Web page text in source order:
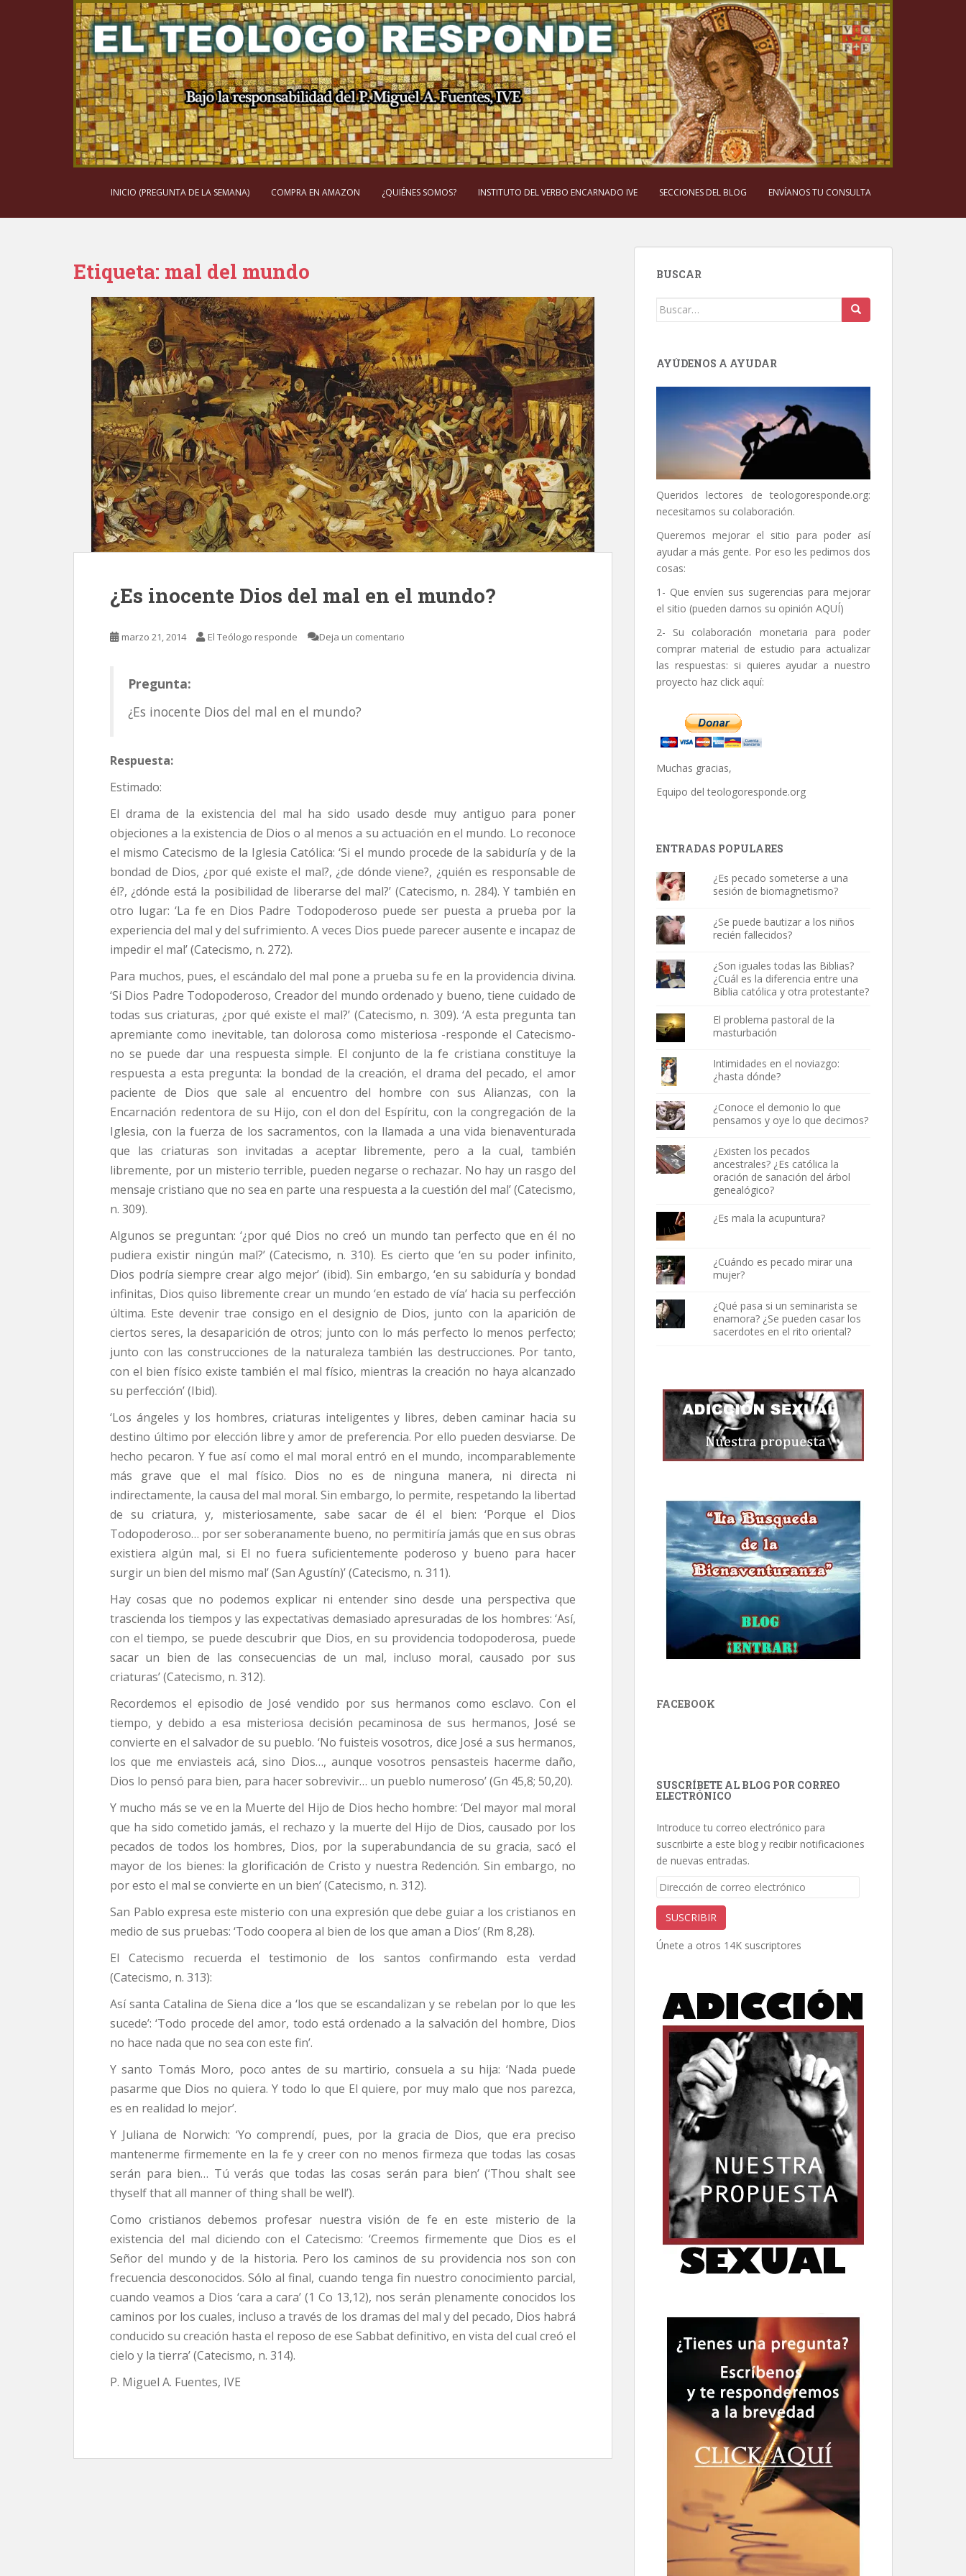
t
INICIO (PREGUNTA DE LA SEMANA) COMPRA EN AMAZON ¿QUIÉNES SOMOS? INSTITUTO DEL VERBO ENCARNADO IVE SECCIONES DEL BLOG ENVÍANOS TU CONSULTA
Etiqueta: mal del mundo
¿Es inocente Dios del mal en el mundo?
marzo 21, 2014 El Teólogo responde Deja un comentario
Pregunta:
¿Es inocente Dios del mal en el mundo?
Respuesta:
Estimado:
El drama de la existencia del mal ha sido usado desde muy antiguo para poner
objeciones a la existencia de Dios o al menos a su actuación en el mundo. Lo reconoce
el mismo Catecismo de la Iglesia Católica: ‘Si el mundo procede de la sabiduría y de la
bondad de Dios, ¿por qué existe el mal?, ¿de dónde viene?, ¿quién es responsable de
él?, ¿dónde está la posibilidad de liberarse del mal?’ (Catecismo, n. 284). Y también en
otro lugar: ‘La fe en Dios Padre Todopoderoso puede ser puesta a prueba por la
experiencia del mal y del sufrimiento. A veces Dios puede parecer ausente e incapaz de
impedir el mal’ (Catecismo, n. 272).
Para muchos, pues, el escándalo del mal pone a prueba su fe en la providencia divina.
‘Si Dios Padre Todopoderoso, Creador del mundo ordenado y bueno, tiene cuidado de
todas sus criaturas, ¿por qué existe el mal?’ (Catecismo, n. 309). ‘A esta pregunta tan
apremiante como inevitable, tan dolorosa como misteriosa -responde el Catecismo-
no se puede dar una respuesta simple. El conjunto de la fe cristiana constituye la
respuesta a esta pregunta: la bondad de la creación, el drama del pecado, el amor
paciente de Dios que sale al encuentro del hombre con sus Alianzas, con la
Encarnación redentora de su Hijo, con el don del Espíritu, con la congregación de la
Iglesia, con la fuerza de los sacramentos, con la llamada a una vida bienaventurada
que las criaturas son invitadas a aceptar libremente, pero a la cual, también
libremente, por un misterio terrible, pueden negarse o rechazar. No hay un rasgo del
mensaje cristiano que no sea en parte una respuesta a la cuestión del mal’ (Catecismo,
n. 309).
Algunos se preguntan: ‘¿por qué Dios no creó un mundo tan perfecto que en él no
pudiera existir ningún mal?’ (Catecismo, n. 310). Es cierto que ‘en su poder infinito,
Dios podría siempre crear algo mejor’ (ibid). Sin embargo, ‘en su sabiduría y bondad
infinitas, Dios quiso libremente crear un mundo ‘en estado de vía’ hacia su perfección
última. Este devenir trae consigo en el designio de Dios, junto con la aparición de
ciertos seres, la desaparición de otros; junto con lo más perfecto lo menos perfecto;
junto con las construcciones de la naturaleza también las destrucciones. Por tanto,
con el bien físico existe también el mal físico, mientras la creación no haya alcanzado
su perfección’ (Ibid).
‘Los ángeles y los hombres, criaturas inteligentes y libres, deben caminar hacia su
destino último por elección libre y amor de preferencia. Por ello pueden desviarse. De
hecho pecaron. Y fue así como el mal moral entró en el mundo, incomparablemente
más grave que el mal físico. Dios no es de ninguna manera, ni directa ni
indirectamente, la causa del mal moral. Sin embargo, lo permite, respetando la libertad
de su criatura, y, misteriosamente, sabe sacar de él el bien: ‘Porque el Dios
Todopoderoso… por ser soberanamente bueno, no permitiría jamás que en sus obras
existiera algún mal, si El no fuera suficientemente poderoso y bueno para hacer
surgir un bien del mismo mal’ (San Agustín)’ (Catecismo, n. 311).
Hay cosas que no podemos explicar ni entender sino desde una perspectiva que
trascienda los tiempos y las expectativas demasiado apresuradas de los hombres: ‘Así,
con el tiempo, se puede descubrir que Dios, en su providencia todopoderosa, puede
sacar un bien de las consecuencias de un mal, incluso moral, causado por sus
criaturas’ (Catecismo, n. 312).
Recordemos el episodio de José vendido por sus hermanos como esclavo. Con el
tiempo, y debido a esa misteriosa decisión pecaminosa de sus hermanos, José se
convierte en el salvador de su pueblo. ‘No fuisteis vosotros, dice José a sus hermanos,
los que me enviasteis acá, sino Dios…, aunque vosotros pensasteis hacerme daño,
Dios lo pensó para bien, para hacer sobrevivir… un pueblo numeroso’ (Gn 45,8; 50,20).
Y mucho más se ve en la Muerte del Hijo de Dios hecho hombre: ‘Del mayor mal moral
que ha sido cometido jamás, el rechazo y la muerte del Hijo de Dios, causado por los
pecados de todos los hombres, Dios, por la superabundancia de su gracia, sacó el
mayor de los bienes: la glorificación de Cristo y nuestra Redención. Sin embargo, no
por esto el mal se convierte en un bien’ (Catecismo, n. 312).
San Pablo expresa este misterio con una expresión que debe guiar a los cristianos en
medio de sus pruebas: ‘Todo coopera al bien de los que aman a Dios’ (Rm 8,28).
El Catecismo recuerda el testimonio de los santos confirmando esta verdad
(Catecismo, n. 313):
Así santa Catalina de Siena dice a ‘los que se escandalizan y se rebelan por lo que les
sucede’: ‘Todo procede del amor, todo está ordenado a la salvación del hombre, Dios
no hace nada que no sea con este fin’.
Y santo Tomás Moro, poco antes de su martirio, consuela a su hija: ‘Nada puede
pasarme que Dios no quiera. Y todo lo que El quiere, por muy malo que nos parezca,
es en realidad lo mejor’.
Y Juliana de Norwich: ‘Yo comprendí, pues, por la gracia de Dios, que era preciso
mantenerme firmemente en la fe y creer con no menos firmeza que todas las cosas
serán para bien… Tú verás que todas las cosas serán para bien’ (‘Thou shalt see
thyself that all manner of thing shall be well’).
Como cristianos debemos profesar nuestra visión de fe en este misterio de la
existencia del mal diciendo con el Catecismo: ‘Creemos firmemente que Dios es el
Señor del mundo y de la historia. Pero los caminos de su providencia nos son con
frecuencia desconocidos. Sólo al final, cuando tenga fin nuestro conocimiento parcial,
cuando veamos a Dios ‘cara a cara’ (1 Co 13,12), nos serán plenamente conocidos los
caminos por los cuales, incluso a través de los dramas del mal y del pecado, Dios habrá
conducido su creación hasta el reposo de ese Sabbat definitivo, en vista del cual creó el
cielo y la tierra’ (Catecismo, n. 314).
P. Miguel A. Fuentes, IVE
BUSCAR
Buscar:
AYÚDENOS A AYUDAR
Queridos lectores de teologoresponde.org:
necesitamos su colaboración.
Queremos mejorar el sitio para poder así
ayudar a más gente. Por eso les pedimos dos
cosas:
1- Que envíen sus sugerencias para mejorar
el sitio (pueden darnos su opinión AQUÍ)
2- Su colaboración monetaria para poder
comprar material de estudio para actualizar
las respuestas: si quieres ayudar a nuestro
proyecto haz click aquí:
Muchas gracias,
Equipo del teologoresponde.org
ENTRADAS POPULARES
¿Es pecado someterse a una
sesión de biomagnetismo?
¿Se puede bautizar a los niños
recién fallecidos?
¿Son iguales todas las Biblias?
¿Cuál es la diferencia entre una
Biblia católica y otra protestante?
El problema pastoral de la
masturbación
Intimidades en el noviazgo:
¿hasta dónde?
¿Conoce el demonio lo que
pensamos y oye lo que decimos?
¿Existen los pecados
ancestrales? ¿Es católica la
oración de sanación del árbol
genealógico?
¿Es mala la acupuntura?
¿Cuándo es pecado mirar una
mujer?
¿Qué pasa si un seminarista se
enamora? ¿Se pueden casar los
sacerdotes en el rito oriental?
FACEBOOK
SUSCRÍBETE AL BLOG POR CORREO
ELECTRÓNICO
Introduce tu correo electrónico para
suscribirte a este blog y recibir notificaciones
de nuevas entradas.
Dirección
correo
electrónico
SUSCRIBIR
Únete a otros 14K suscriptores